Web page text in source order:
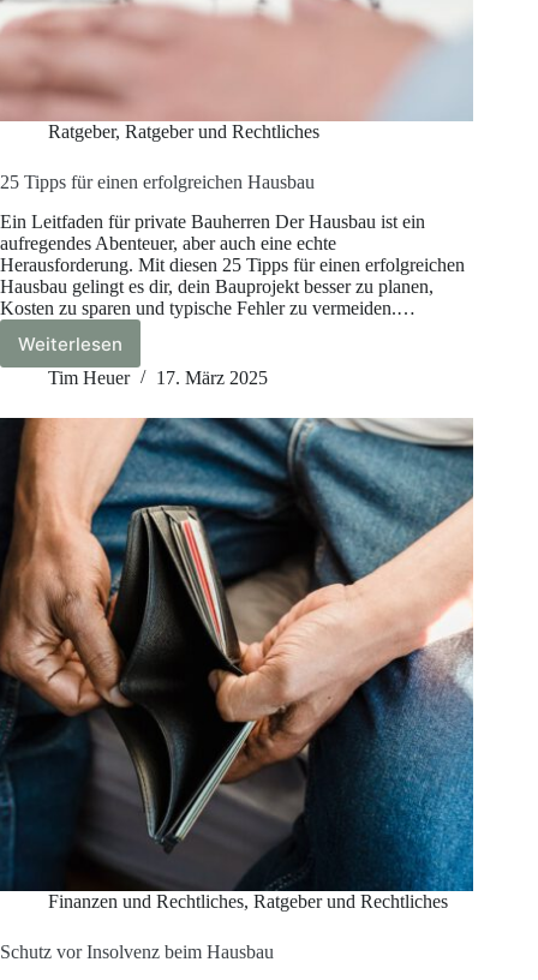
Ratgeber, Ratgeber und Rechtliches
25 Tipps für einen erfolgreichen Hausbau
Ein Leitfaden für private Bauherren Der Hausbau ist ein
aufregendes Abenteuer, aber auch eine echte
Herausforderung. Mit diesen 25 Tipps für einen erfolgreichen
Hausbau gelingt es dir, dein Bauprojekt besser zu planen,
Kosten zu sparen und typische Fehler zu vermeiden.…
Weiterlesen
25
Tipps
einen
erfolgreichen
Hausbau
Tim Heuer 17. März 2025
Finanzen und Rechtliches, Ratgeber und Rechtliches
Schutz vor Insolvenz beim Hausbau